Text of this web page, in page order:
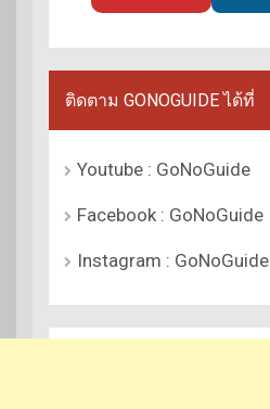
ติดตาม GONOGUIDE ได้ที่
Youtube : GoNoGuide
Facebook : GoNoGuide
Instagram : GoNoGuide